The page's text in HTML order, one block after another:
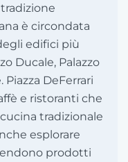
è circondata
edifici più
Ducale, Palazzo
Piazza DeFerrari
e ristoranti che
tradizionale
esplorare
prodotti